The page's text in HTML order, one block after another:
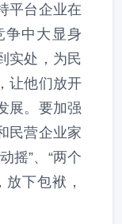
平台企业在
争中大显身
实处，为民
让他们放开
展。要加强
民营企业家
摇”、“两个
下包袱，